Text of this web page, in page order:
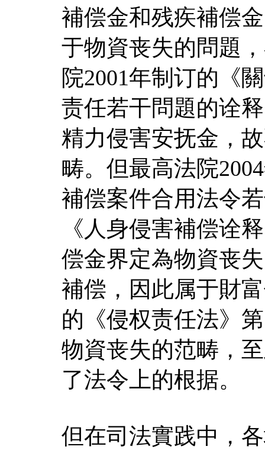
補偿金和残疾補偿
于物資丧失的問題
院2001年制订的《
责任若干問題的诠
精力侵害安抚金，
畴。但最高法院
補偿案件合用法令
《人身侵害補偿诠
偿金界定為物資丧
補偿，因此属于財
的《侵权责任法》
物資丧失的范畴，
了法令上的根据。
但在司法實践中，